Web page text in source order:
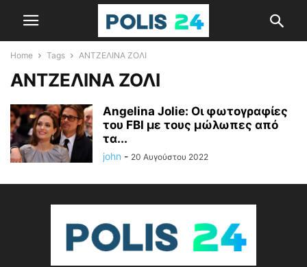
Home Tags ΑΝΤΖΕΛΙΝΑ ΖΟΛΙ
ΑΝΤΖΕΛΙΝΑ ΖΟΛΙ
Angelina Jolie: Οι φωτογραφίες
του FBI με τους μώλωπες από
τα...
john - 20 Αυγούστου 2022